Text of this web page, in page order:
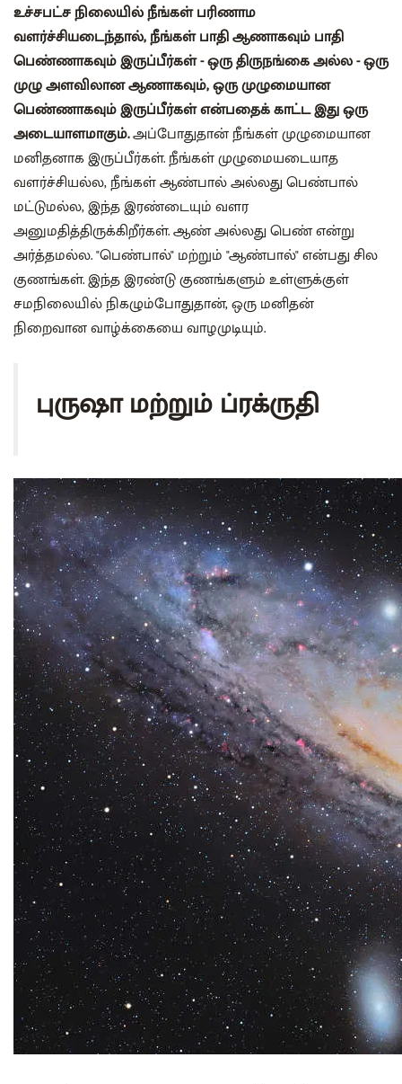
உச்சபட்ச நிலையில் நீங்கள் பரிணாம
வளர்ச்சியடைந்தால், நீங்கள் பாதி ஆணாகவும் பாதி
பெண்ணாகவும் இருப்பீர்கள் - ஒரு திருநங்கை அல்ல - ஒரு
முழு அளவிலான ஆணாகவும், ஒரு முழுமையான
பெண்ணாகவும் இருப்பீர்கள் என்பதைக் காட்ட இது ஒரு
அடையாளமாகும்.அப்போதுதான் நீங்கள் முழுமையான
மனிதனாக இருப்பீர்கள். நீங்கள் முழுமையடையாத
வளர்ச்சியல்ல, நீங்கள் ஆண்பால் அல்லது பெண்பால்
மட்டுமல்ல, இந்த இரண்டையும் வளர
அனுமதித்திருக்கிறீர்கள். ஆண் அல்லது பெண் என்று
அர்த்தமல்ல. "பெண்பால்" மற்றும் "ஆண்பால்" என்பது சில
குணங்கள். இந்த இரண்டு குணங்களும் உள்ளுக்குள்
சமநிலையில் நிகழும்போதுதான், ஒரு மனிதன்
நிறைவான வாழ்க்கையை வாழமுடியும்.
புருஷா மற்றும் ப்ரக்ருதி